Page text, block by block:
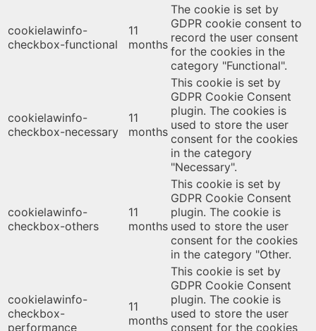
cookielawinfo-
checkbox-functional
11
months
The cookie is set by
GDPR cookie consent to
record the user consent
for the cookies in the
category "Functional".
cookielawinfo-
checkbox-necessary
11
months
This cookie is set by
GDPR Cookie Consent
plugin. The cookies is
used to store the user
consent for the cookies
in the category
"Necessary".
cookielawinfo-
checkbox-others
11
months
This cookie is set by
GDPR Cookie Consent
plugin. The cookie is
used to store the user
consent for the cookies
in the category "Other.
cookielawinfo-
checkbox-
performance
11
months
This cookie is set by
GDPR Cookie Consent
plugin. The cookie is
used to store the user
consent for the cookies